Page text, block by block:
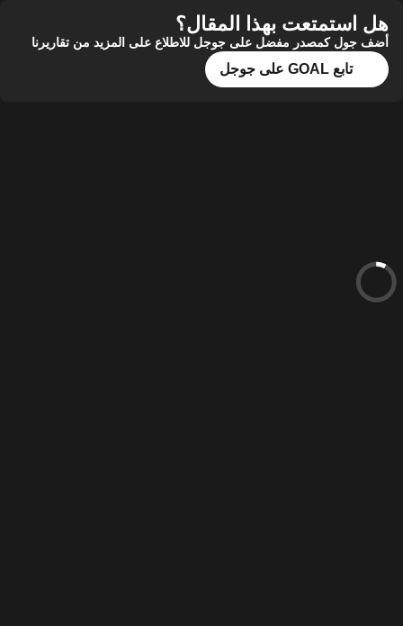
هل استمتعت بهذا المقال؟
أضف جول كمصدر مفضل على جوجل للاطلاع على المزيد من تقاريرنا
تابع GOAL على جوجل